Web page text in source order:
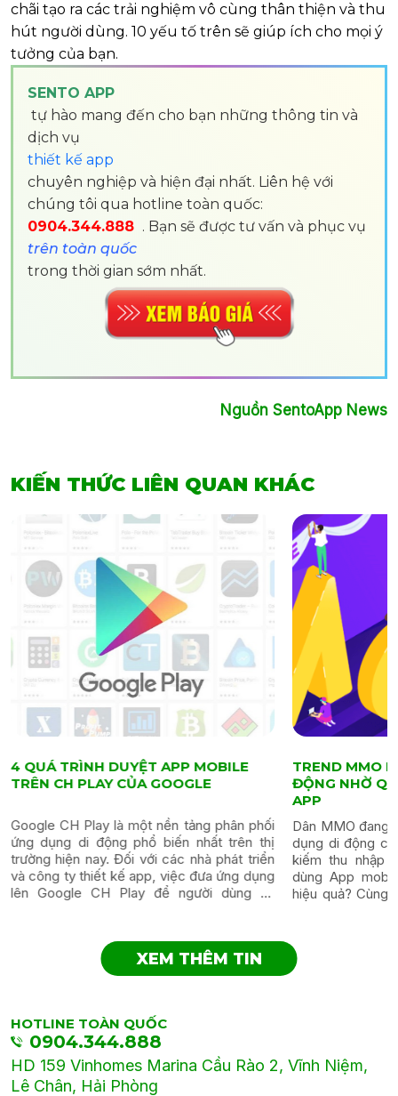
chãi tạo ra các trải nghiệm vô cùng thân thiện và thu
hút người dùng. 10 yếu tố trên sẽ giúp ích cho mọi ý
tưởng của bạn.
SENTO APP
tự hào mang đến cho bạn những thông tin và
dịch vụ
thiết kế app
chuyên nghiệp và hiện đại nhất. Liên hệ với
chúng tôi qua hotline toàn quốc:
0904.344.888 . Bạn sẽ được tư vấn và phục vụ
trên toàn quốc
trong thời gian sớm nhất.
Nguồn SentoApp News
KIẾN THỨC LIÊN QUAN KHÁC
thị
tải
TREND MMO KIẾM THU NHẬP THỤ
ĐỘNG NHỜ QUẢNG CÁO ADS MOBILE
Dân MMO đang rủ rỉ tai nhau tạo nhiều ứng
dụng di động cho phép đặt quảng cáo để
kiếm thu nhập thụ động. Vậy dân MMO
dùng App mobile kiếm tiền thụ động có
hiệu quả? Cùng xem ngay nhé. Tổng quan
8 CHIẾN
TRIỂN
Trong thời
thành một
sống hàng
người
việc phát
XEM THÊM TIN
HOTLINE TOÀN QUỐC
0904.344.888
HD 159 Vinhomes Marina Cầu Rào 2, Vĩnh Niệm,
Lê Chân, Hải Phòng